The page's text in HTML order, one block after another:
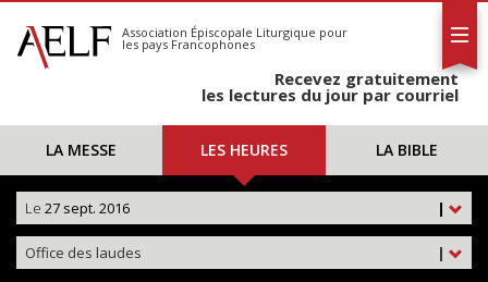
S'abonner
Calendrier
Association Épiscopale Liturgique pour
les pays Francophones
Recevez gratuitement
les lectures du jour par courriel
LA MESSE LES HEURES LA BIBLE
|
Le 27 sept. 2016
|
Office des laudes